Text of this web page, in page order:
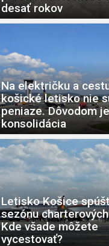
desať rokov
Na električku a
košické letisko nie
peniaze. Dôvodom je
konsolidácia
Letisko Košice
sezónu
Kde všade môžete
vycestovať?